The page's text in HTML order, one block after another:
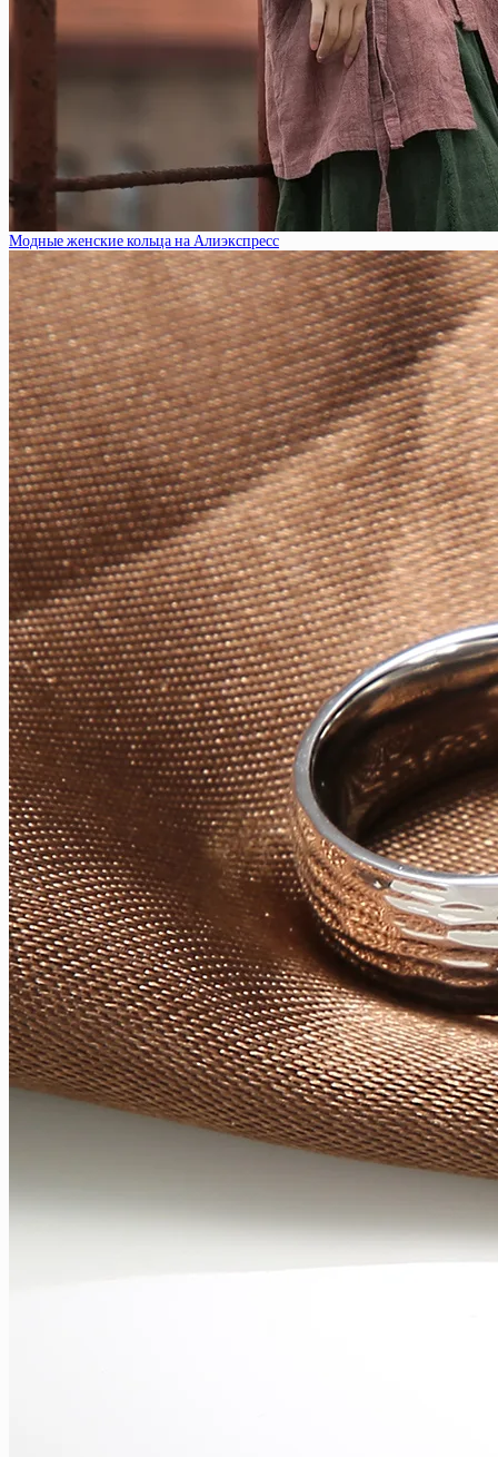
Модные женские кольца на Алиэкспресс